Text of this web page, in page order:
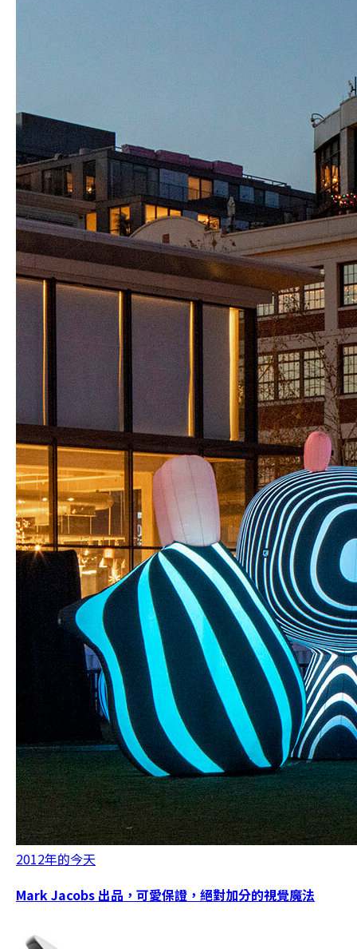
2012年的今天
Mark Jacobs 出品，可愛保證，絕對加分的視覺魔法